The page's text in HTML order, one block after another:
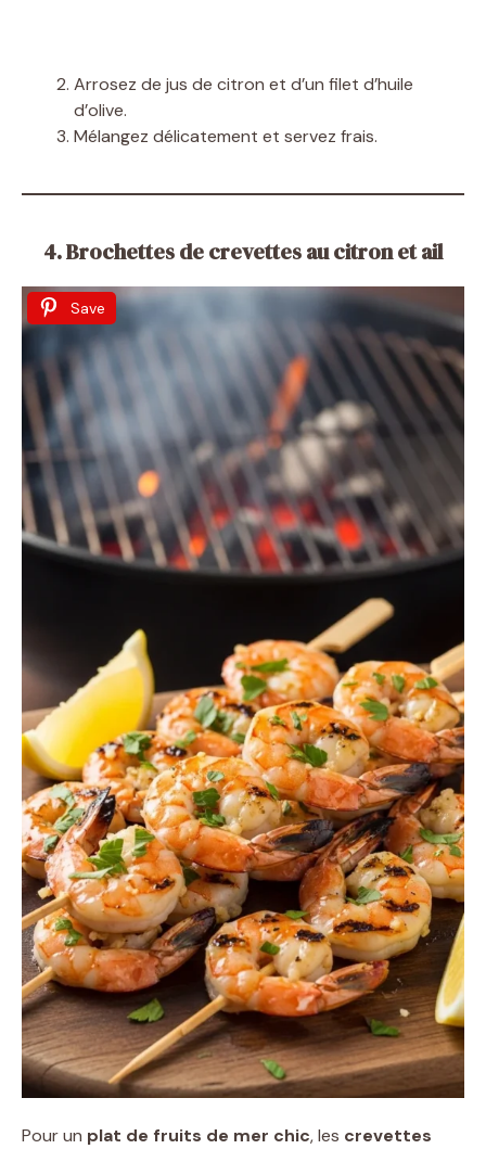
Arrosez de jus de citron et d’un filet d’huile
d’olive.
Mélangez délicatement et servez frais.
4. Brochettes de crevettes au citron et ail
Save
Pour un plat de fruits de mer chic, les crevettes